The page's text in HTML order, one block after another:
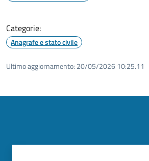
Categorie:
Anagrafe e stato civile
Ultimo aggiornamento: 20/05/2026 10:25.11